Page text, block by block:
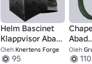
Helm Bascinet
Klappvisor Abad
Pertengahan
Oleh Knertens Forge
95
Abad
Oleh
110